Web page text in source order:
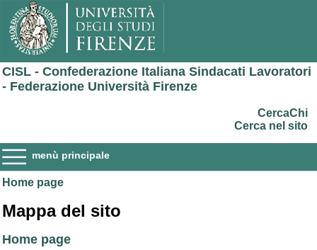
CISL - Confederazione Italiana Sindacati Lavoratori
- Federazione Università Firenze
CercaChi
Cerca nel sito
menù principale
Home page
Mappa del sito
Home page